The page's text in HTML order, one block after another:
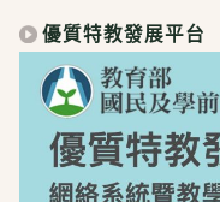
優質特教發展平台